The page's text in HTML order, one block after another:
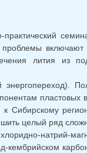
лития из
пластовых
Сибирскому
целый ряд
натрий-
кембрийском